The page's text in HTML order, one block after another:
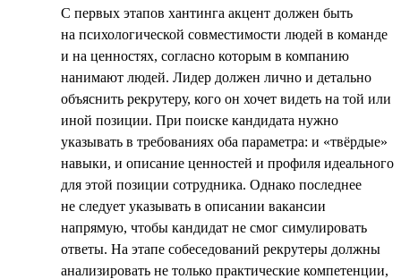
С первых этапов хантинга акцент должен быть
на психологической совместимости людей в команде
и на ценностях, согласно которым в компанию
нанимают людей. Лидер должен лично и детально
объяснить рекрутеру, кого он хочет видеть на той или
иной позиции. При поиске кандидата нужно
указывать в требованиях оба параметра: и «твёрдые»
навыки, и описание ценностей и профиля идеального
для этой позиции сотрудника. Однако последнее
не следует указывать в описании вакансии
напрямую, чтобы кандидат не смог симулировать
ответы. На этапе собеседований рекрутеры должны
анализировать не только практические компетенции,